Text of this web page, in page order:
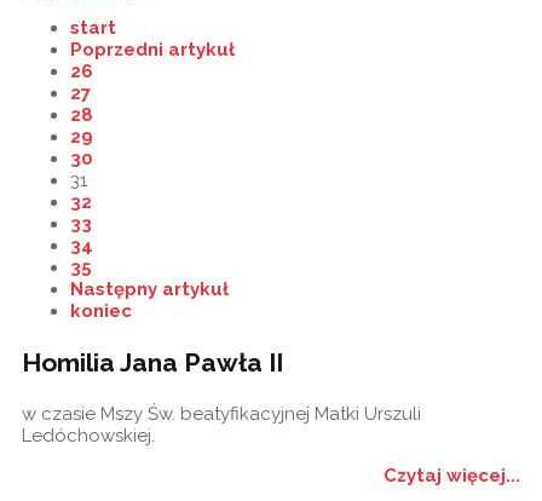
start
Poprzedni artykuł
26
27
28
29
30
31
32
33
34
35
Następny artykuł
koniec
Homilia Jana Pawła II
w czasie Mszy Św. beatyfikacyjnej Matki Urszuli
Ledóchowskiej.
Czytaj więcej...